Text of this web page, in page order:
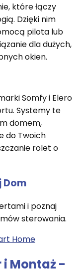
które łączy
Dzięki nim
pilota lub
dla dużych,
okien.
Somfy i Elero
Systemy te
domem,
do Twoich
rolet o
Dom
i poznaj
sterowania.
Home
Montaż -